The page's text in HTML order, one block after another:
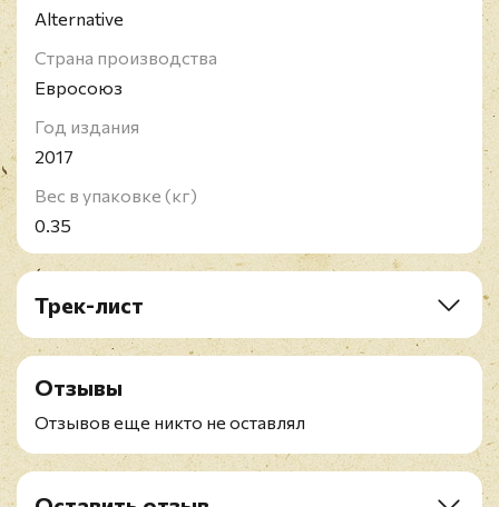
Alternative
Страна производства
Евросоюз
Год издания
2017
Вес в упаковке (кг)
0.35
Трек-лист
A1. No Fun
A2. Nimble Bastard
A3. State Of The Art
A4. Glitterbomb
B1. Loneliest
B2. When I Became A Man
Отзывы
Отзывов еще никто не оставлял